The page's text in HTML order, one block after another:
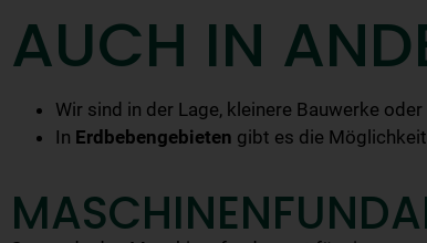
AUCH IN
Wir sind in der Lage, kleinere Bauwerke
In Erdbebengebieten gibt es die